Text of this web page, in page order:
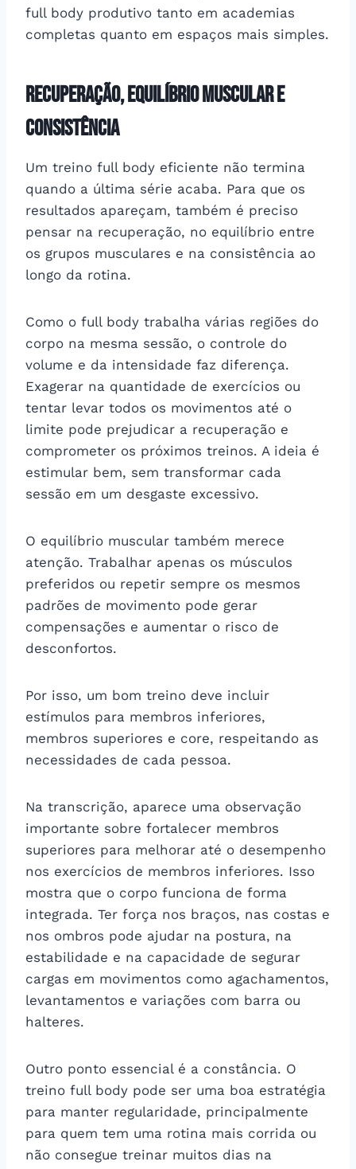
full body produtivo tanto em academias
completas quanto em espaços mais simples.
Recuperação, equilíbrio muscular e
consistência
Um treino full body eficiente não termina
quando a última série acaba. Para que os
resultados apareçam, também é preciso
pensar na recuperação, no equilíbrio entre
os grupos musculares e na consistência ao
longo da rotina.
Como o full body trabalha várias regiões do
corpo na mesma sessão, o controle do
volume e da intensidade faz diferença.
Exagerar na quantidade de exercícios ou
tentar levar todos os movimentos até o
limite pode prejudicar a recuperação e
comprometer os próximos treinos. A ideia é
estimular bem, sem transformar cada
sessão em um desgaste excessivo.
O equilíbrio muscular também merece
atenção. Trabalhar apenas os músculos
preferidos ou repetir sempre os mesmos
padrões de movimento pode gerar
compensações e aumentar o risco de
desconfortos.
Por isso, um bom treino deve incluir
estímulos para membros inferiores,
membros superiores e core, respeitando as
necessidades de cada pessoa.
Na transcrição, aparece uma observação
importante sobre fortalecer membros
superiores para melhorar até o desempenho
nos exercícios de membros inferiores. Isso
mostra que o corpo funciona de forma
integrada. Ter força nos braços, nas costas e
nos ombros pode ajudar na postura, na
estabilidade e na capacidade de segurar
cargas em movimentos como agachamentos,
levantamentos e variações com barra ou
halteres.
Outro ponto essencial é a constância. O
treino full body pode ser uma boa estratégia
para manter regularidade, principalmente
para quem tem uma rotina mais corrida ou
não consegue treinar muitos dias na